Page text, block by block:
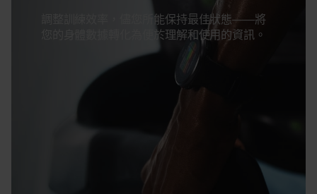
調整訓練效率，儘您所能保持最佳狀態——將
您的身體數據轉化為便於理解和使用的資訊。